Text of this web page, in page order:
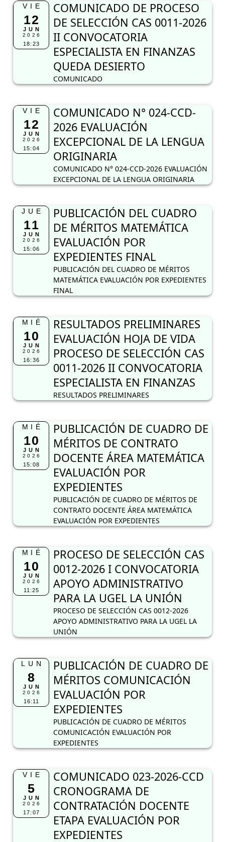
VIE
12
JUN
2026
18:23
COMUNICADO DE PROCESO
DE SELECCIÓN CAS 0011-2026
II CONVOCATORIA
ESPECIALISTA EN FINANZAS
QUEDA DESIERTO
COMUNICADO
VIE
12
JUN
2026
15:04
COMUNICADO N° 024-CCD-
2026 EVALUACIÓN
EXCEPCIONAL DE LA LENGUA
ORIGINARIA
COMUNICADO N° 024-CCD-2026 EVALUACIÓN
EXCEPCIONAL DE LA LENGUA ORIGINARIA
JUE
11
JUN
2026
15:06
PUBLICACIÓN DEL CUADRO
DE MÉRITOS MATEMÁTICA
EVALUACIÓN POR
EXPEDIENTES FINAL
PUBLICACIÓN DEL CUADRO DE MÉRITOS
MATEMÁTICA EVALUACIÓN POR EXPEDIENTES
FINAL
MIÉ
10
JUN
2026
16:36
RESULTADOS PRELIMINARES
EVALUACIÓN HOJA DE VIDA
PROCESO DE SELECCIÓN CAS
0011-2026 II CONVOCATORIA
ESPECIALISTA EN FINANZAS
RESULTADOS PRELIMINARES
MIÉ
10
JUN
2026
15:08
PUBLICACIÓN DE CUADRO DE
MÉRITOS DE CONTRATO
DOCENTE ÁREA MATEMÁTICA
EVALUACIÓN POR
EXPEDIENTES
PUBLICACIÓN DE CUADRO DE MÉRITOS DE
CONTRATO DOCENTE ÁREA MATEMÁTICA
EVALUACIÓN POR EXPEDIENTES
MIÉ
10
JUN
2026
11:25
PROCESO DE SELECCIÓN CAS
0012-2026 I CONVOCATORIA
APOYO ADMINISTRATIVO
PARA LA UGEL LA UNIÓN
PROCESO DE SELECCIÓN CAS 0012-2026
APOYO ADMINISTRATIVO PARA LA UGEL LA
UNIÓN
LUN
8
JUN
2026
16:11
PUBLICACIÓN DE CUADRO DE
MÉRITOS COMUNICACIÓN
EVALUACIÓN POR
EXPEDIENTES
PUBLICACIÓN DE CUADRO DE MÉRITOS
COMUNICACIÓN EVALUACIÓN POR
EXPEDIENTES
VIE
5
JUN
2026
17:07
COMUNICADO 023-2026-CCD
CRONOGRAMA DE
CONTRATACIÓN DOCENTE
ETAPA EVALUACIÓN POR
EXPEDIENTES